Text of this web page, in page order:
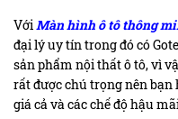
VớiMàn hình ô tô thông
đại lý uy tín trong đó có
sản phẩm nội thất ô tô, vì
rất được chú trọng nên
giá cả và các chế độ hậu